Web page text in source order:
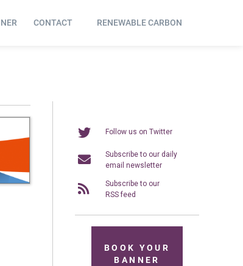
CONTACT RENEWABLE CARBON
Follow us on Twitter
Subscribe to our daily
email newsletter
Subscribe to our
RSS feed
BOOK YOUR
BANNER